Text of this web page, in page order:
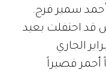
احتفلت بعيد
الـ39 الذي صادف في 16 فبراير الجاري
أحمر قصيراً